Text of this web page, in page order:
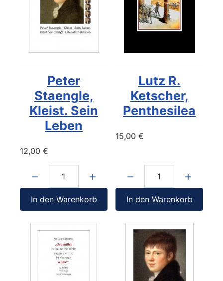
Peter
Staengle,
Kleist. Sein
Leben
12,00 €
In den Warenkorb
Lutz R.
Ketscher,
Penthesilea
15,00 €
In den Warenkorb